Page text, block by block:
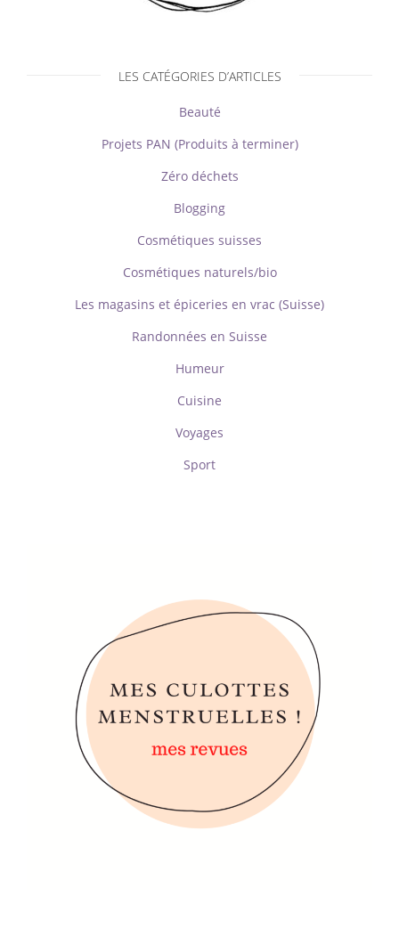
LES CATÉGORIES D’ARTICLES
Beauté
Projets PAN (Produits à terminer)
Zéro déchets
Blogging
Cosmétiques suisses
Cosmétiques naturels/bio
Les magasins et épiceries en vrac (Suisse)
Randonnées en Suisse
Humeur
Cuisine
Voyages
Sport